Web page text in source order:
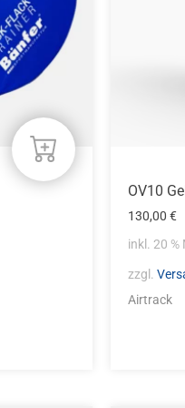
OV10
130,00€
inkl. 20 %
zzgl.
Airtrack